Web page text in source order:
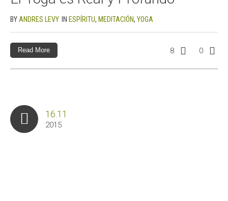
BY ANDRES LEVY IN ESPÍRITU, MEDITACIÓN, YOGA
8 0
Read More
16.11
2015